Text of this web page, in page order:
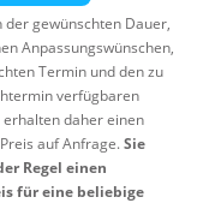
der gewünschten Dauer,
Anpassungswünschen,
Termin und den zu
verfügbaren
erhalten daher einen
auf Anfrage.Sie
Regel einen
für eine beliebige